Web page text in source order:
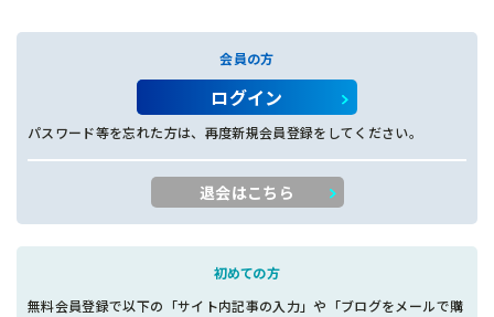
会員の方
ログイン
パスワード等を忘れた方は、再度新規会員登録をしてください。
退会はこちら
初めての方
無料会員登録で以下の「サイト内記事の入力」や「ブログをメールで購